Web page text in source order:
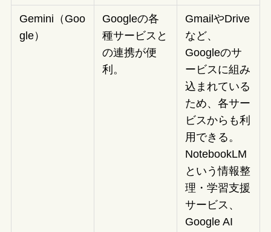
Gemini（Goo
gle）
Googleの各
種サービスと
の連携が便
利。
GmailやDrive
など、
Googleのサ
ービスに組み
込まれている
ため、各サー
ビスからも利
用できる。
NotebookLM
という情報整
理・学習支援
サービス、
Google AI